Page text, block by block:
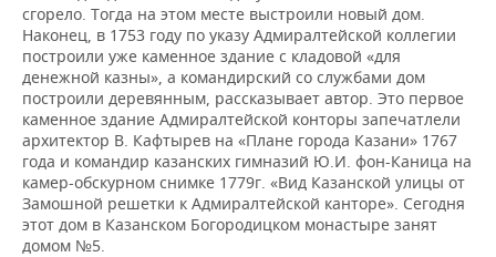
сгорело. Тогда на этом месте выстроили новый дом.
Наконец, в 1753 году по указу Адмиралтейской коллегии
построили уже каменное здание с кладовой «для
денежной казны», а командирский со службами дом
построили деревянным, рассказывает автор. Это первое
каменное здание Адмиралтейской конторы запечатлели
архитектор В. Кафтырев на «Плане города Казани» 1767
года и командир казанских гимназий Ю.И. фон-Каница на
камер-обскурном снимке 1779г. «Вид Казанской улицы от
Замошной решетки к Адмиралтейской канторе». Сегодня
этот дом в Казанском Богородицком монастыре занят
домом №5.